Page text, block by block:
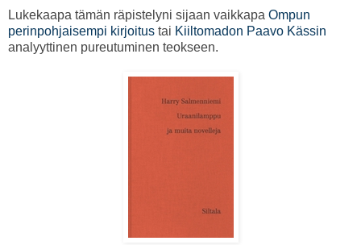
Lukekaapa tämän räpistelyni sijaan vaikkapa Ompun
perinpohjaisempi kirjoitus tai Kiiltomadon Paavo Kässin
analyyttinen pureutuminen teokseen.